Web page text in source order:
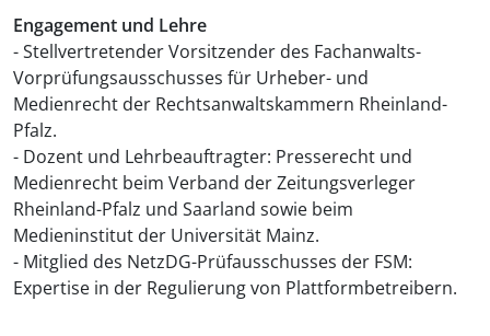
Engagement und Lehre
- Stellvertretender Vorsitzender des Fachanwalts-
Vorprüfungsausschusses für Urheber- und
Medienrecht der Rechtsanwaltskammern Rheinland-
Pfalz.
- Dozent und Lehrbeauftragter: Presserecht und
Medienrecht beim Verband der Zeitungsverleger
Rheinland-Pfalz und Saarland sowie beim
Medieninstitut der Universität Mainz.
- Mitglied des NetzDG-Prüfausschusses der FSM:
Expertise in der Regulierung von Plattformbetreibern.